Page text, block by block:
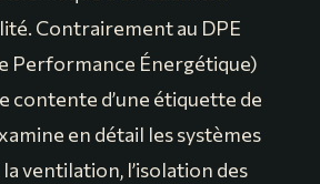
Contrairement au DPE
Performance Énergétique)
contente d’une étiquette de
en détail les systèmes
ventilation, l’isolation des